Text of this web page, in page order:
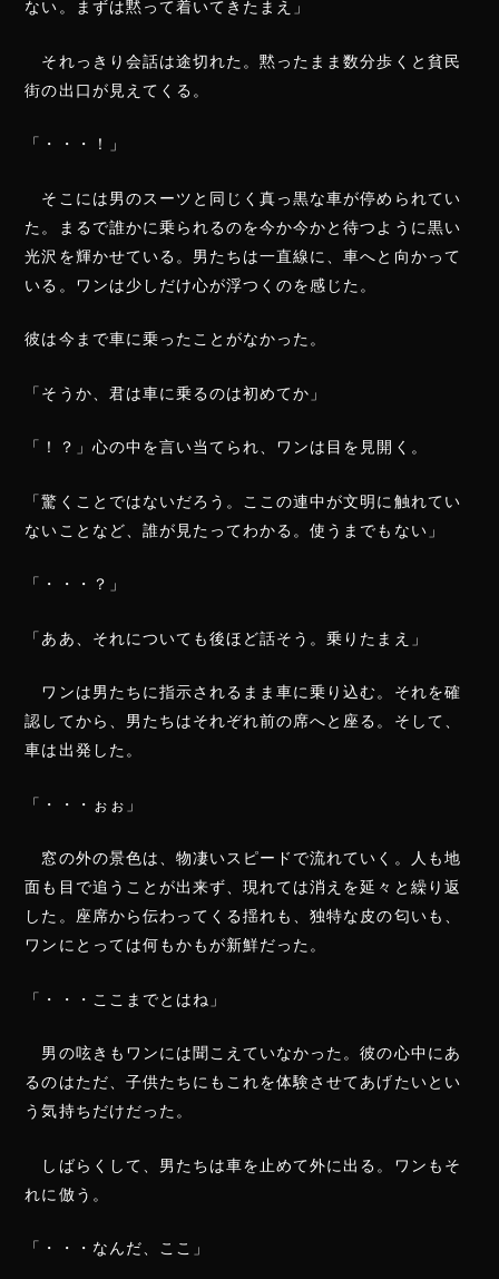
ない。まずは黙って着いてきたまえ」
それっきり会話は途切れた。黙ったまま数分歩くと貧民
街の出口が見えてくる。
「・・・！」
そこには男のスーツと同じく真っ黒な車が停められてい
た。まるで誰かに乗られるのを今か今かと待つように黒い
光沢を輝かせている。男たちは一直線に、車へと向かって
いる。ワンは少しだけ心が浮つくのを感じた。
彼は今まで車に乗ったことがなかった。
「そうか、君は車に乗るのは初めてか」
「！？」心の中を言い当てられ、ワンは目を見開く。
「驚くことではないだろう。ここの連中が文明に触れてい
ないことなど、誰が見たってわかる。使うまでもない」
「・・・？」
「ああ、それについても後ほど話そう。乗りたまえ」
ワンは男たちに指示されるまま車に乗り込む。それを確
認してから、男たちはそれぞれ前の席へと座る。そして、
車は出発した。
「・・・ぉぉ」
窓の外の景色は、物凄いスピードで流れていく。人も地
面も目で追うことが出来ず、現れては消えを延々と繰り返
した。座席から伝わってくる揺れも、独特な皮の匂いも、
ワンにとっては何もかもが新鮮だった。
「・・・ここまでとはね」
男の呟きもワンには聞こえていなかった。彼の心中にあ
るのはただ、子供たちにもこれを体験させてあげたいとい
う気持ちだけだった。
しばらくして、男たちは車を止めて外に出る。ワンもそ
れに倣う。
「・・・なんだ、ここ」